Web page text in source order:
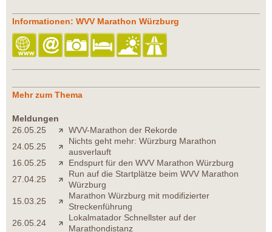
Informationen: WVV Marathon Würzburg
Mehr zum Thema
Meldungen
26.05.25
WVV-Marathon der Rekorde
24.05.25
Nichts geht mehr: Würzburg Marathon
ausverlauft
16.05.25
Endspurt für den WVV Marathon Würzburg
27.04.25
Run auf die Startplätze beim WVV Marathon
Würzburg
15.03.25
Marathon Würzburg mit modifizierter
Streckenführung
26.05.24
Lokalmatador Schnellster auf der
Marathondistanz